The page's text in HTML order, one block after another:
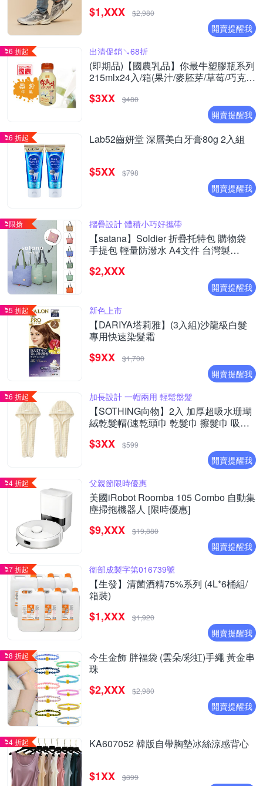
(Y購/網路獨家)
$1,XXX $2,980
開賣提醒我
6 折起 出清促銷↘68折
(即期品)【國農乳品】你最牛塑膠瓶系列
215mlx24入/箱(果汁/麥胚芽/草莓/巧克力
$3XX $480
開賣提醒我
6 折起 Lab52齒妍堂 深層美白牙膏80g 2入組
$5XX $798
開賣提醒我
限搶 摺疊設計 體積小巧好攜帶
【satana】Soldier 折疊托特包 購物袋
手提包 輕量防潑水 A4文件 台灣製
$2,XXX
開賣提醒我
5 折起 新色上市
【DARIYA塔莉雅】(3入組)沙龍級白髮
專用快速染髮霜
$9XX $1,700
開賣提醒我
6 折起 加長設計 一帽兩用 輕鬆盤髮
【SOTHING向物】2入 加厚超吸水珊瑚
絨乾髮帽(速乾頭巾 乾髮巾 擦髮巾 吸水
$3XX $599
開賣提醒我
4 折起 父親節限時優惠
美國iRobot Roomba 105 Combo 自動集
塵掃拖機器人 [限時優惠]
$9,XXX $19,880
開賣提醒我
7 折起 衛部成製字第016739號
【生發】清菌酒精75%系列 (4L*6桶組/
箱裝)
$1,XXX $1,920
開賣提醒我
8 折起
今生金飾 胖福袋 (雲朵/彩虹)手繩 黃金串
珠
$2,XXX $2,980
開賣提醒我
4 折起 KA607052 韓版自帶胸墊冰絲涼感背心
$1XX $399